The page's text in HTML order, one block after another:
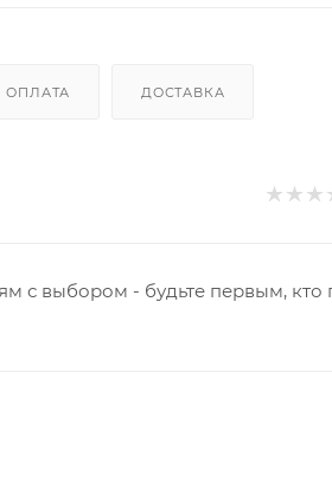
ОПЛАТА ДОСТАВКА
с выбором - будьте первым,